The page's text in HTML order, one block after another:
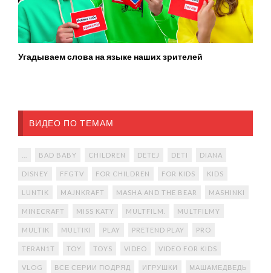
Угадываем слова на языке наших зрителей
ВИДЕО ПО ТЕМАМ
BAD BABY CHILDREN DETEJ DETI DIANA
DISNEY FFGTV FOR CHILDREN FOR KIDS KIDS
LUNTIK MAJNKRAFT MASHA AND THE BEAR MASHINKI
MINECRAFT MISS KATY MULTFILM. MULTFILMY
MULTIK MULTIKI PLAY PRETEND PLAY PRO
TERAN1T TOY TOYS VIDEO VIDEO FOR KIDS
VLOG ВСЕ СЕРИИ ПОДРЯД ИГРУШКИ МАШАМЕДВЕДЬ